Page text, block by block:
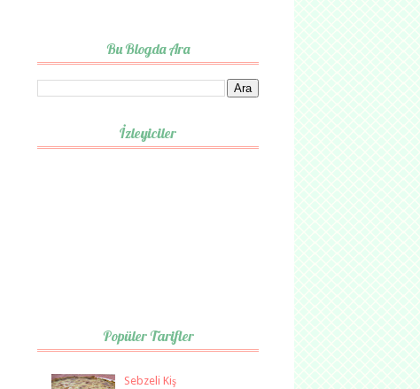
Bu Blogda Ara
İzleyiciler
Popüler Tarifler
Sebzeli Kiş